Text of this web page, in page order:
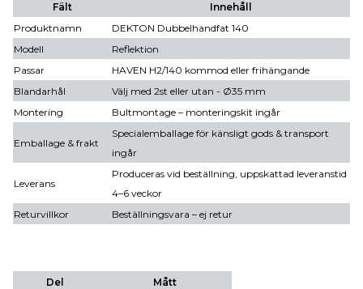
Fält
Innehåll
Produktnamn
DEKTON Dubbelhandfat 140
Modell
Reflektion
Passar
HAVEN H2/140 kommod eller frihängande
Blandarhål
Välj med 2st eller utan - Ø35 mm
Montering
Bultmontage – monteringskit ingår
Emballage & frakt
Specialemballage för känsligt gods & transport
ingår
Leverans
Produceras vid beställning, uppskattad leveranstid
4–6 veckor
Returvillkor
Beställningsvara – ej retur
Del
Mått